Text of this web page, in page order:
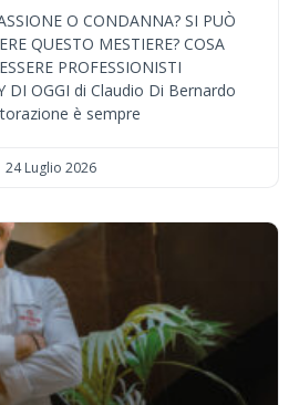
O CONDANNA? SI PUÒ
QUESTO MESTIERE? COSA
PROFESSIONISTI
DI OGGI di Claudio Di Bernardo
è sempre
24 Luglio 2026